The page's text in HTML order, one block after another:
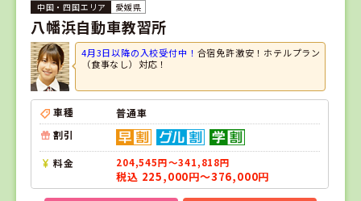
愛媛県
八幡浜自動車教習所
4月3日以降の入校受付中！ 合宿免許激安！ホテルプラン
（食事なし）対応！
車種
普通車
割引
料金 204,545円～341,818円
税込 225,000円～376,000円